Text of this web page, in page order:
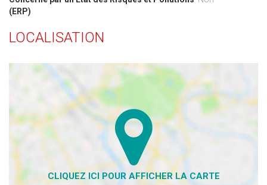
(ERP)
LOCALISATION